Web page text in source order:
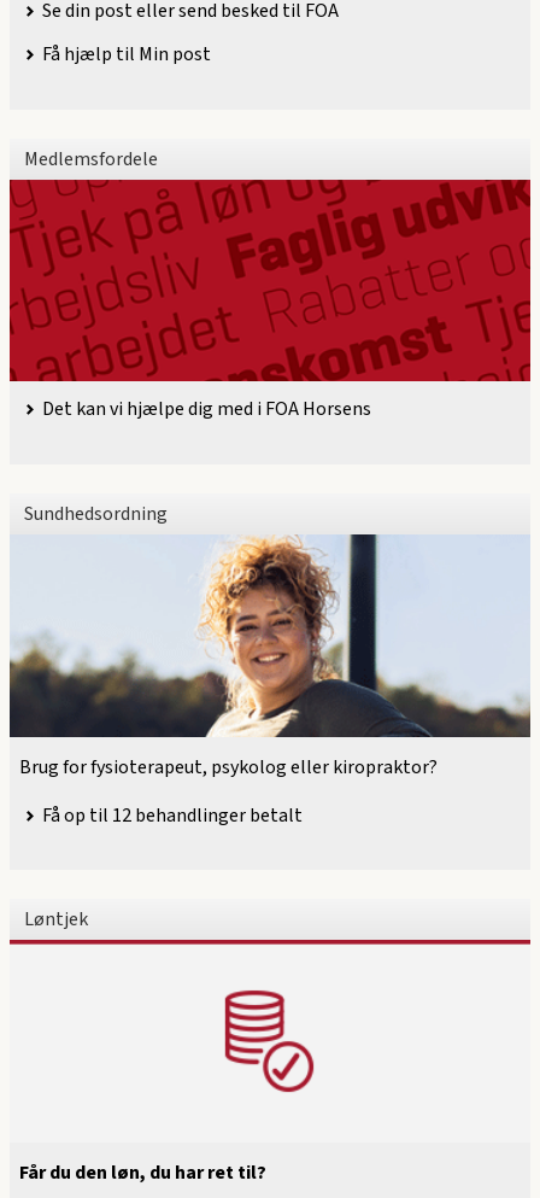
Se din post eller send besked til FOA
Få hjælp til Min post
Medlemsfordele
Det kan vi hjælpe dig med i FOA Horsens
Sundhedsordning
Brug for fysioterapeut, psykolog eller kiropraktor?
Få op til 12 behandlinger betalt
Løntjek
Får du den løn, du har ret til?